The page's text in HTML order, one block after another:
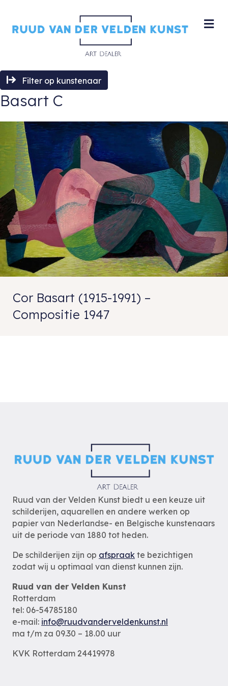
Filter op kunstenaar
Basart C
Cor Basart (1915-1991) –
Compositie 1947
Ruud van der Velden Kunst biedt u een keuze uit
schilderijen, aquarellen en andere werken op
papier van Nederlandse- en Belgische kunstenaars
uit de periode van 1880 tot heden.
De schilderijen zijn op afspraak te bezichtigen
zodat wij u optimaal van dienst kunnen zijn.
Ruud van der Velden Kunst
Rotterdam
tel: 06-54785180
e-mail: info@ruudvanderveldenkunst.nl
ma t/m za 09.30 – 18.00 uur
KVK Rotterdam 24419978